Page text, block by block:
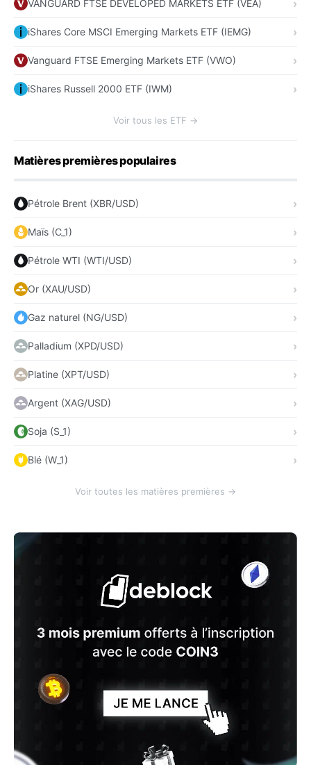
VANGUARD FTSE DEVELOPED MARKETS ETF (VEA)
iShares Core MSCI Emerging Markets ETF (IEMG)
Vanguard FTSE Emerging Markets ETF (VWO)
iShares Russell 2000 ETF (IWM)
Voir tous les ETF →
Matières premières populaires
Pétrole Brent (XBR/USD)
Maïs (C_1)
Pétrole WTI (WTI/USD)
Or (XAU/USD)
Gaz naturel (NG/USD)
Palladium (XPD/USD)
Platine (XPT/USD)
Argent (XAG/USD)
Soja (S_1)
Blé (W_1)
Voir toutes les matières premières →